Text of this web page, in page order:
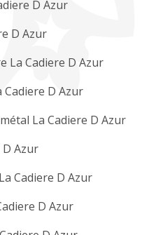
D Azur
D Azur
La Cadiere D Azur
D Azur
La Cadiere D Azur
Azur
Cadiere D Azur
D Azur